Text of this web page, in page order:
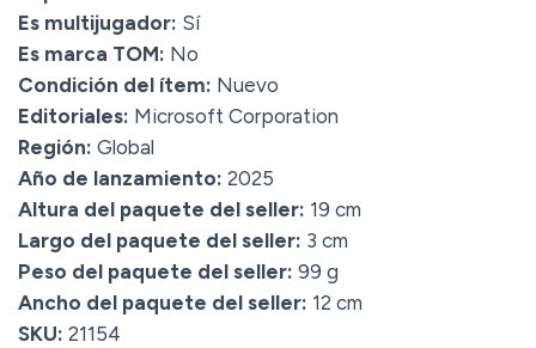
Es multijugador: Sí
Es marca TOM: No
Condición del ítem: Nuevo
Editoriales: Microsoft Corporation
Región: Global
Año de lanzamiento: 2025
Altura del paquete del seller: 19 cm
Largo del paquete del seller: 3 cm
Peso del paquete del seller: 99 g
Ancho del paquete del seller: 12 cm
SKU: 21154